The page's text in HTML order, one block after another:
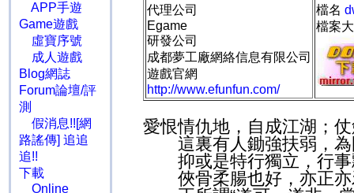
APP手遊
Game遊戲
虛寶序號
成人遊戲
Blog網誌
Forum論壇/評
測
假消息!![網
路謠傳] 追追
追!!
下載
Online
代理公司
Egame
研發公司
成都夢工廠網絡信息有限公司
遊戲官網
http://www.efunfun.com/
檔名
檔案
愛恨情仇地，自成江湖；
這裏有人鋤強扶弱，為
抑或是特行獨立，行事
俠骨柔腸也好，亦正亦